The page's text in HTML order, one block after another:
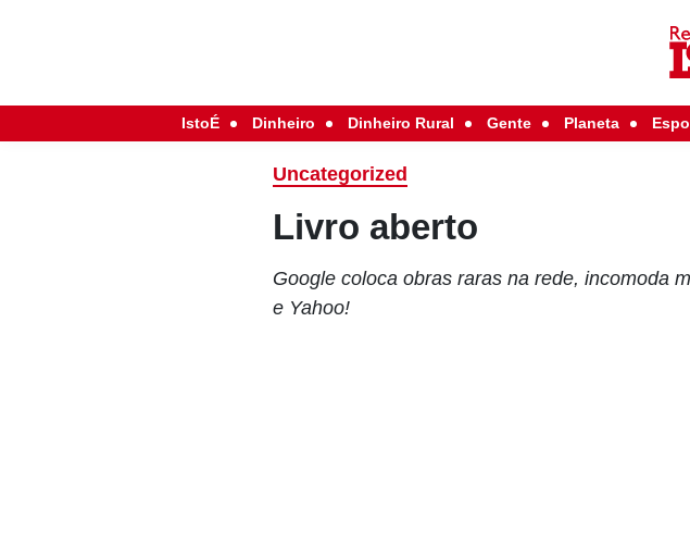
IstoÉ Dinheiro Dinheiro Rural Gente Planeta
Uncategorized
Livro aberto
Google coloca obras raras na rede, incomoda
e Yahoo!